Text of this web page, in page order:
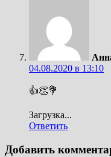
04.08.2020 в 13:10
👍👏💐
Загрузка...
Ответить
Добавить